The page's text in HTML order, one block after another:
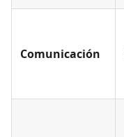
Comunicación